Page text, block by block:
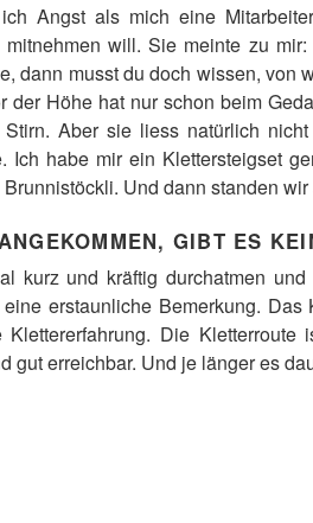
Angst als mich eine
mitnehmen will. Sie meinte zu
dann musst du doch wissen, von
der Höhe hat nur schon beim
Aber sie liess natürlich
Ich habe mir ein Klettersteigset
Und dann standen
GIBT ES
kurz und kräftig durchatmen
erstaunliche Bemerkung.
Klettererfahrung. Die
gut erreichbar. Und je länger es